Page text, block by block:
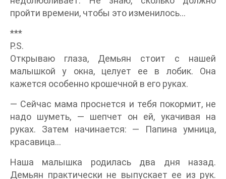
пройти времени, чтобы это изменилось…
***
P.S.
Открываю глаза, Демьян стоит с нашей
малышкой у окна, целует ее в лобик. Она
кажется особенно крошечной в его руках.
— Сейчас мама проснется и тебя покормит, не
надо шуметь, — шепчет он ей, укачивая на
руках. Затем начинается: — Папина умница,
красавица…
Наша малышка родилась два дня назад.
Демьян практически не выпускает ее из рук.